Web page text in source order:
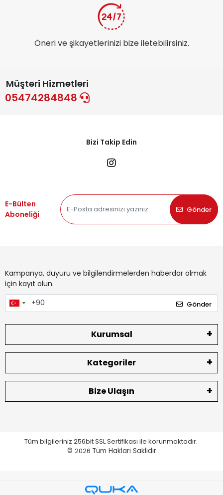
Öneri ve şikayetlerinizi bize iletebilirsiniz.
Müşteri Hizmetleri
05474284848
Bizi Takip Edin
E-Bülten
Aboneliği
Gönder
Kampanya, duyuru ve bilgilendirmelerden haberdar olmak
için kayıt olun.
Gönder
Kurumsal
Kategoriler
Bize Ulaşın
Tüm bilgileriniz 256bit SSL Sertifikası ile korunmaktadır.
© 2026 Tüm Hakları Saklıdır